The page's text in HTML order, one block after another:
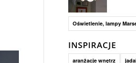
Oświetlenie, lampy
INSPIRACJE
aranżacje wnętrz